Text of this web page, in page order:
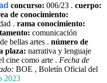
concurso: 006/23 . cuerpo:
de conocimiento:
. rama conocimiento:
comunicación
bellas artes . número de
plaza: narrativa y lenguaje
cine como arte . Fecha de
BOE , Boletín Oficial del
2023